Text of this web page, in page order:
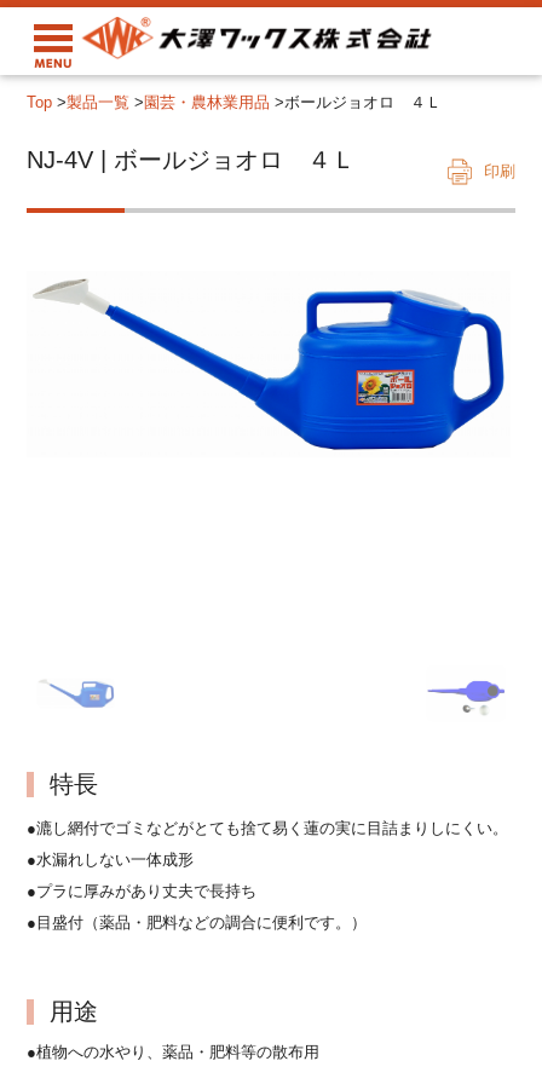
Top >製品一覧 >園芸・農林業用品 >ボールジョオロ ４Ｌ
NJ-4V | ボールジョオロ ４Ｌ 印刷
特長
●漉し網付でゴミなどがとても捨て易く蓮の実に目詰まりしにくい。
●水漏れしない一体成形
●プラに厚みがあり丈夫で長持ち
●目盛付（薬品・肥料などの調合に便利です。）
用途
●植物への水やり、薬品・肥料等の散布用